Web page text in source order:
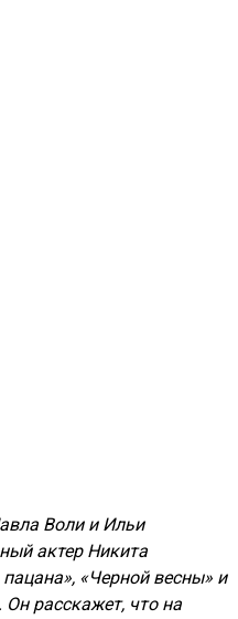
Воли и Ильи
актер Никита
«Черной весны» и
расскажет, что на